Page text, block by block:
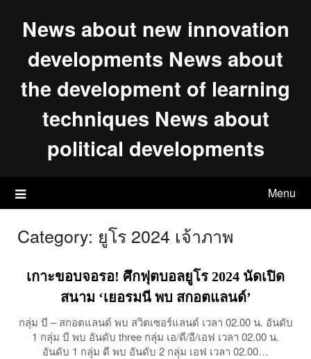
News about new innovation
developments News about
the development of learning
techniques News about
political developments
Menu
Category: ยูโร 2024 เจ้าภาพ
เกาะขอบจอรอ! ศึกฟุตบอลยูโร 2024 นัดเปิด
สนาม ‘เยอรมนี พบ สกอตแลนด์’
กลุ่ม บี – สกอตแลนด์ พบ สวิตเซอร์แลนด์ เวลา 02.00 น. อันดับ
1 กลุ่ม บี พบ อันดับ three กลุ่ม เอ/ดี/อี/เอฟ เวลา 02.00 น.
อันดับ 1 กลุ่ม ดี พบ อันดับ 2 กลุ่ม เอฟ เวลา 02.00…